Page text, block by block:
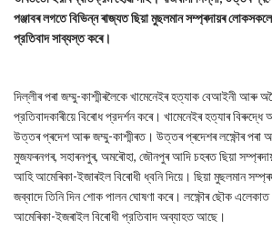
পঞ্জাবৰ লগতে বিভিন্ন ৰাজ্যত ছিয়া মুছলমান সম্প্ৰদায়ৰ
প্রতিবাদ সাব্যস্ত কৰে।
দিল্লীৰ পৰা জম্মু-কাশ্মীৰলৈকে খামেনেইৰ হত্যাক বেআইনী আৰু
প্রতিবাদকাৰীয়ে বিৰোধ প্রদর্শন কৰে। খামেনেইৰ হত্যাৰ
উত্তৰ প্ৰদেশ আৰু জম্মু-কাশ্মীৰত। উত্তৰ প্ৰদেশৰ লক্ষ্ণৌৰ পৰা
মুজফৰনগৰ, সহাৰনপুৰ, অমৰৌহা, জৌনপুৰ আদি চহৰত ছিয়া
আহি আমেৰিকা-ইজাৰইল বিৰোধী ধ্বনি দিয়ে। ছিয়া মুছলমান
জব্বাদে তিনি দিন শোক পালন ঘোষণা কৰে। লক্ষ্ণৌৰ ছৌক এলেকাত
আমেৰিকা-ইজৰাইল বিৰোধী প্রতিবাদ অব্যাহত আছে।